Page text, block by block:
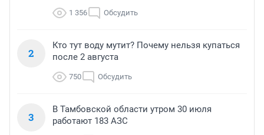
1 356 Обсудить
2
Кто тут воду мутит? Почему нельзя купаться
после 2 августа
750 Обсудить
3
В Тамбовской области утром 30 июля
работают 183 АЗС